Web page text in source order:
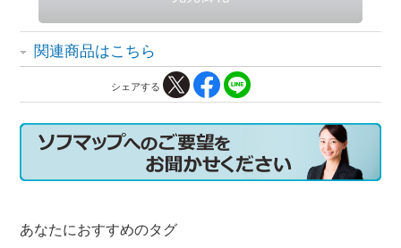
関連商品はこちら
シェアする
あなたにおすすめのタグ